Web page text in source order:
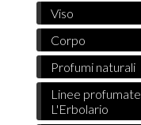
Viso
Corpo
Profumi naturali
Linee profumate
L'Erbolario